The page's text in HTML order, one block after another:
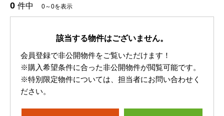
0 件中 0～0を表示
該当する物件はございません。
会員登録で非公開物件をご覧いただけます！
※購入希望条件に合った非公開物件が閲覧可能です。
※特別限定物件については、担当者にお問い合わせく
ださい。